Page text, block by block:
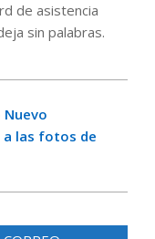
de asistencia
sin palabras.
Nuevo
las fotos de